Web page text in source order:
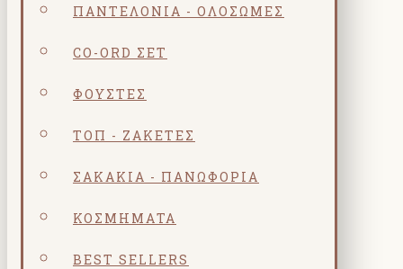
ΠΑΝΤΕΛΌΝΙΑ - ΟΛΌΣΩΜΕΣ
CO-ORD ΣΕΤ
ΦΟΎΣΤΕΣ
ΤΟΠ - ΖΑΚΈΤΕΣ
ΣΑΚΆΚΙΑ - ΠΑΝΩΦΌΡΙΑ
ΚΟΣΜΗΜΑΤΑ
BEST SELLERS